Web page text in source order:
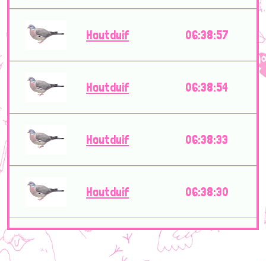
Houtduif 06:38:57
Houtduif 06:38:54
Houtduif 06:38:33
Houtduif 06:38:30